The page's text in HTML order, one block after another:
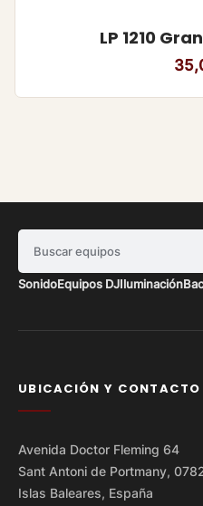
LP 1210
SonidoEquipos DJIluminación
UBICACIÓN Y CONTACTO
Avenida Doctor Fleming 64
Sant Antoni de Portmany,
Islas Baleares, España